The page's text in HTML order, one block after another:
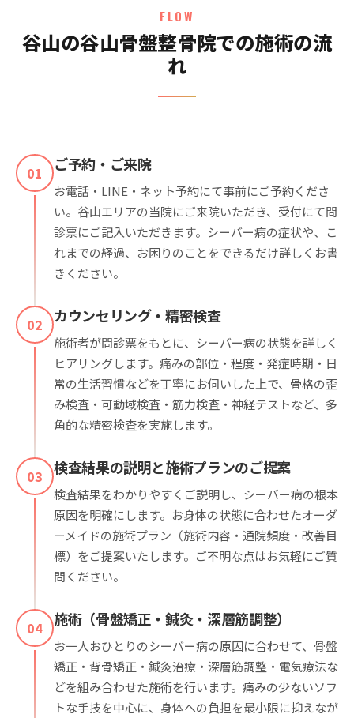
FLOW
谷山の谷山骨盤整骨院での施術の流
れ
01 ご予約・ご来院
お電話・LINE・ネット予約にて事前にご予約くださ
い。谷山エリアの当院にご来院いただき、受付にて問
診票にご記入いただきます。シーバー病の症状や、こ
れまでの経過、お困りのことをできるだけ詳しくお書
きください。
02 カウンセリング・精密検査
施術者が問診票をもとに、シーバー病の状態を詳しく
ヒアリングします。痛みの部位・程度・発症時期・日
常の生活習慣などを丁寧にお伺いした上で、骨格の歪
み検査・可動域検査・筋力検査・神経テストなど、多
角的な精密検査を実施します。
03 検査結果の説明と施術プランのご提案
検査結果をわかりやすくご説明し、シーバー病の根本
原因を明確にします。お身体の状態に合わせたオーダ
ーメイドの施術プラン（施術内容・通院頻度・改善目
標）をご提案いたします。ご不明な点はお気軽にご質
問ください。
04 施術（骨盤矯正・鍼灸・深層筋調整）
お一人おひとりのシーバー病の原因に合わせて、骨盤
矯正・背骨矯正・鍼灸治療・深層筋調整・電気療法な
どを組み合わせた施術を行います。痛みの少ないソフ
トな手技を中心に、身体への負担を最小限に抑えなが